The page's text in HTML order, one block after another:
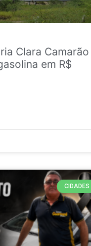
Clara Camarão
em R$
CIDADES